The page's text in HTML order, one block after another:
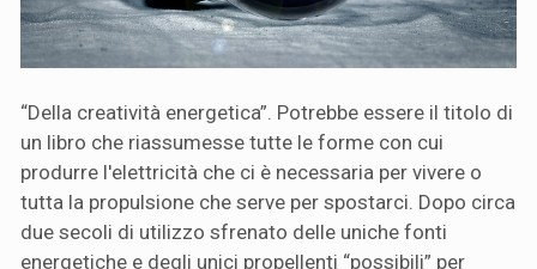
“Della creatività energetica”. Potrebbe essere il titolo di
un libro che riassumesse tutte le forme con cui
produrre l'elettricità che ci è necessaria per vivere o
tutta la propulsione che serve per spostarci. Dopo circa
due secoli di utilizzo sfrenato delle uniche fonti
energetiche e degli unici propellenti “possibili” per